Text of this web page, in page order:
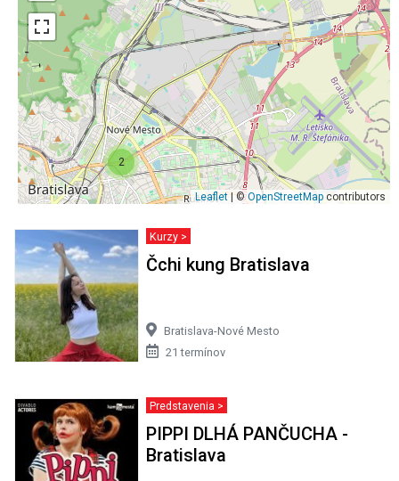
2
Leaflet| ©OpenStreetMap contributors
Kurzy >
Čchi kung Bratislava
Bratislava-Nové Mesto
21 termínov
Predstavenia >
PIPPI DLHÁ PANČUCHA -
Bratislava